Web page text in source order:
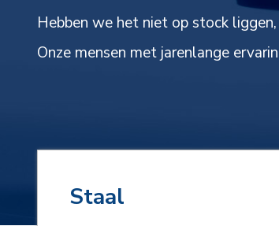
Hebben we het niet op stock
Onze mensen met jarenlange
Staal